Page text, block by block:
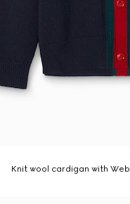
Knit wool cardigan with Web